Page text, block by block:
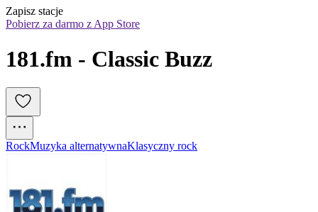
Zapisz stacje
Pobierz za darmo z App Store
181.fm - Classic Buzz
RockMuzyka alternatywnaKlasyczny rock